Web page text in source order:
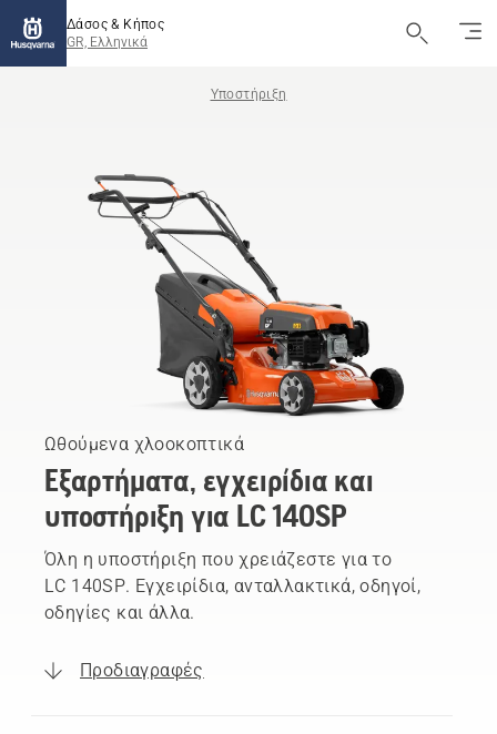
Δάσος & Κήπος
GR, Ελληνικά
Υποστήριξη
Ωθούμενα χλοοκοπτικά
Εξαρτήματα, εγχειρίδια και
υποστήριξη για LC 140SP
Όλη η υποστήριξη που χρειάζεστε για το
LC 140SP. Εγχειρίδια, ανταλλακτικά, οδηγοί,
οδηγίες και άλλα.
Προδιαγραφές